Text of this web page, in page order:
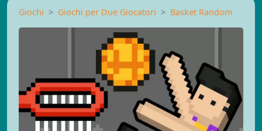
Giochi Giochi per Due Giocatori Basket Random